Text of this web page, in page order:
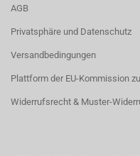
AGB
Privatsphäre und Datenschutz
Versandbedingungen
Plattform der EU-Kommission
Widerrufsrecht & Muster-